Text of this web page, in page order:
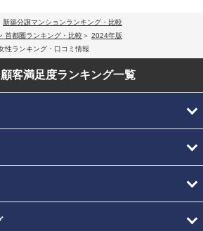
新築分譲マンションランキング・比較
首都圏ランキング・比較
2024年版
性ランキング・口コミ情報
客満足度ランキング一覧